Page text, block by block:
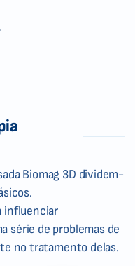
Biomag 3D dividem-
influenciar
série de problemas de
no tratamento delas.